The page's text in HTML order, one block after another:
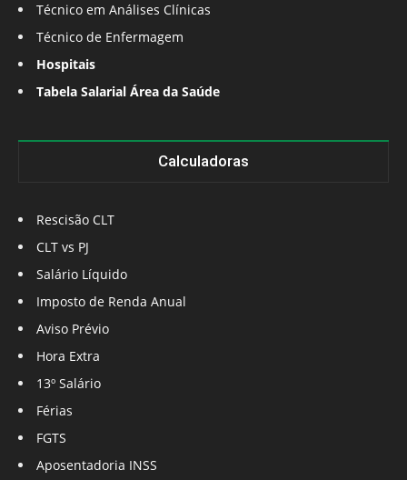
Técnico em Análises Clínicas
Técnico de Enfermagem
Hospitais
Tabela Salarial Área da Saúde
Calculadoras
Rescisão CLT
CLT vs PJ
Salário Líquido
Imposto de Renda Anual
Aviso Prévio
Hora Extra
13º Salário
Férias
FGTS
Aposentadoria INSS